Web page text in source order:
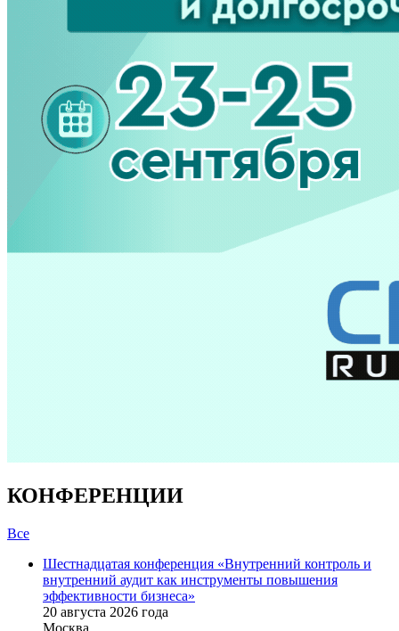
КОНФЕРЕНЦИИ
Все
Шестнадцатая конференция «Внутренний контроль и
внутренний аудит как инструменты повышения
эффективности бизнеса»
20 августа 2026 года
Москва